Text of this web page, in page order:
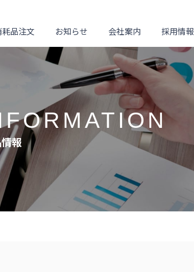
耗品注文 お知らせ 会社案内 採用情報
報